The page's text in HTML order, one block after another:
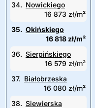
34. Nowickiego
16 873 zł/m²
35. Okińskiego
16 818 zł/m²
36. Sierpińskiego
16 579 zł/m²
37. Białobrzeska
16 080 zł/m²
38. Siewierska